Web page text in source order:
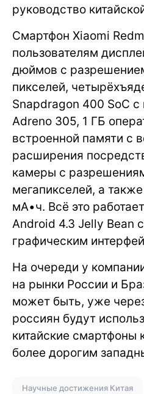
руководство
Смартфон Xiaomi
пользователям
дюймов с
пикселей,
Snapdragon 400 SoC
Adreno 305, 1 ГБ
встроенной памяти с
расширения
камеры с
мегапикселей, а
мА•ч. Всё это
Android 4.3 Jelly Bean
графическим
На очереди у
на рынки России и
может быть, уже
россиян будут
китайские смартфоны
более дорогим
Научные достижения Китая